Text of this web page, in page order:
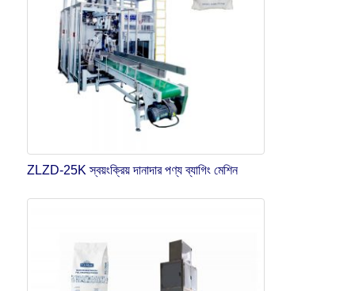
ZLZD-25K স্বয়ংক্রিয় দানাদার পণ্য ব্যাগিং মেশিন